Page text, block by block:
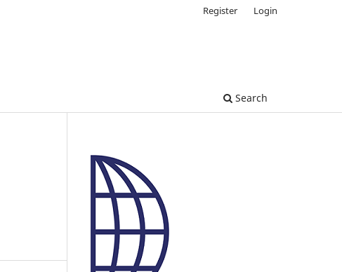
Search
Register Login